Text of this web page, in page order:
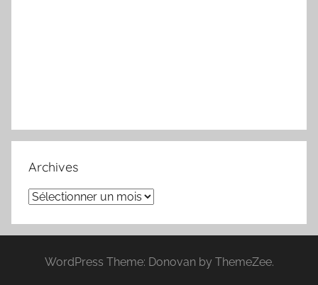
Archives
Archives
WordPress Theme: Donovan by ThemeZee.